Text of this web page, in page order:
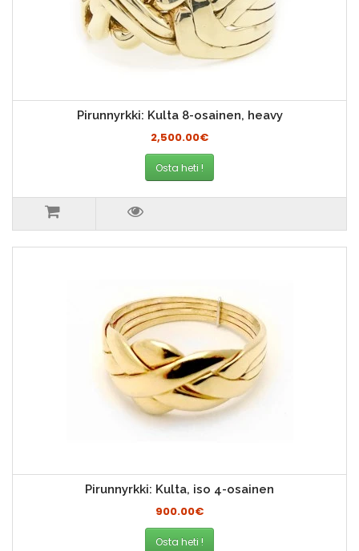
Pirunnyrkki: Kulta 8-osainen, heavy
2,500.00€
Osta heti !
Pirunnyrkki: Kulta, iso 4-osainen
900.00€
Osta heti !